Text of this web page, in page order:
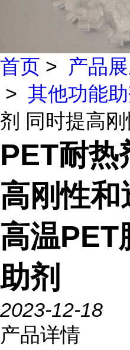
首页 > 产品
> 其他功能
剂 同时提高
PET耐热
高刚性
高温PET
助剂
2023-12-18
产品详情